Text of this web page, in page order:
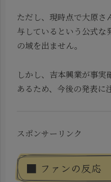
ただし、現時点で大原さ
与しているという公式な
の域を出ません。
しかし、吉本興業が事実
あるため、今後の発表に
スポンサーリンク
■ ファンの反応